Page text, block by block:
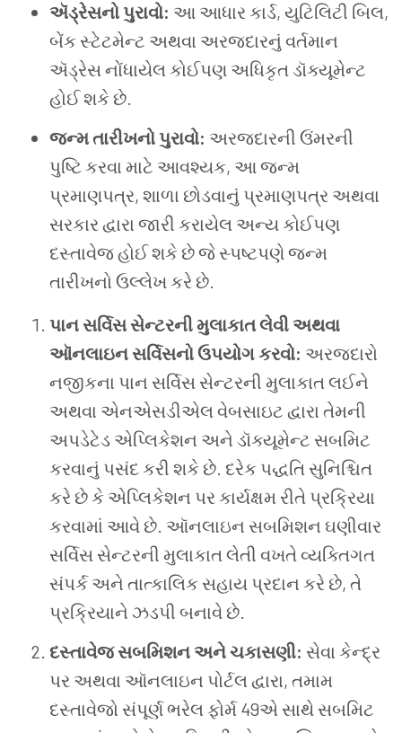
ઍડ્રેસનો પુરાવો: આ આધાર કાર્ડ, યુટિલિટી બિલ,
બેંક સ્ટેટમેન્ટ અથવા અરજદારનું વર્તમાન
ઍડ્રેસ નોંધાયેલ કોઈપણ અધિકૃત ડૉક્યૂમેન્ટ
હોઈ શકે છે.
જન્મ તારીખનો પુરાવો: અરજદારની ઉંમરની
પુષ્ટિ કરવા માટે આવશ્યક, આ જન્મ
પ્રમાણપત્ર, શાળા છોડવાનું પ્રમાણપત્ર અથવા
સરકાર દ્વારા જારી કરાયેલ અન્ય કોઈપણ
દસ્તાવેજ હોઈ શકે છે જે સ્પષ્ટપણે જન્મ
તારીખનો ઉલ્લેખ કરે છે.
પાન સર્વિસ સેન્ટરની મુલાકાત લેવી અથવા
ઑનલાઇન સર્વિસનો ઉપયોગ કરવો: અરજદારો
નજીકના પાન સર્વિસ સેન્ટરની મુલાકાત લઈને
અથવા એનએસડીએલ વેબસાઇટ દ્વારા તેમની
અપડેટેડ એપ્લિકેશન અને ડૉક્યૂમેન્ટ સબમિટ
કરવાનું પસંદ કરી શકે છે. દરેક પદ્ધતિ સુનિશ્ચિત
કરે છે કે એપ્લિકેશન પર કાર્યક્ષમ રીતે પ્રક્રિયા
કરવામાં આવે છે. ઑનલાઇન સબમિશન ઘણીવાર
સર્વિસ સેન્ટરની મુલાકાત લેતી વખતે વ્યક્તિગત
સંપર્ક અને તાત્કાલિક સહાય પ્રદાન કરે છે, તે
પ્રક્રિયાને ઝડપી બનાવે છે.
દસ્તાવેજ સબમિશન અને ચકાસણી: સેવા કેન્દ્ર
પર અથવા ઑનલાઇન પોર્ટલ દ્વારા, તમામ
દસ્તાવેજો સંપૂર્ણ ભરેલ ફોર્મ 49એ સાથે સબમિટ